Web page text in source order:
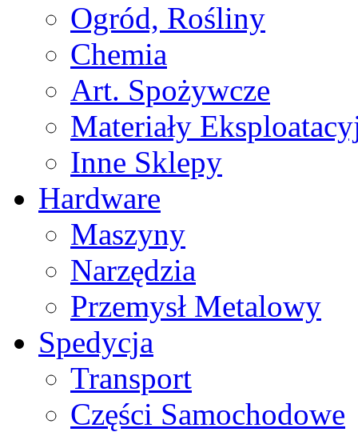
Ogród, Rośliny
Chemia
Art. Spożywcze
Materiały
Inne Sklepy
Hardware
Maszyny
Narzędzia
Przemysł Metalowy
Spedycja
Transport
Części Samochodowe